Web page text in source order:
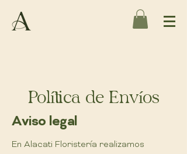
Política de Envíos
Aviso legal
En Alacati Floristería realizamos